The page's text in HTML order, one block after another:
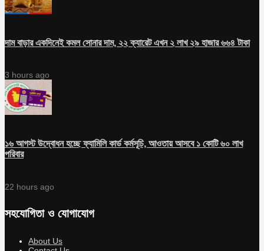
দাম বাড়ার একদিনেই কমল সোনার দাম, ২২ ক্যারেট এখন ২ লাখ ২৯ হাজার ৬৬৪ টাকা
3 hours ago
১৬ আগস্ট উদ্বোধন হচ্ছে ফ্যামিলি কার্ড কর্মসূচি, আওতায় আসবে ১ কোটি ৬০ লাখ
পরিবার
22 hours ago
সহযোগিতা ও যোগাযোগ
About Us